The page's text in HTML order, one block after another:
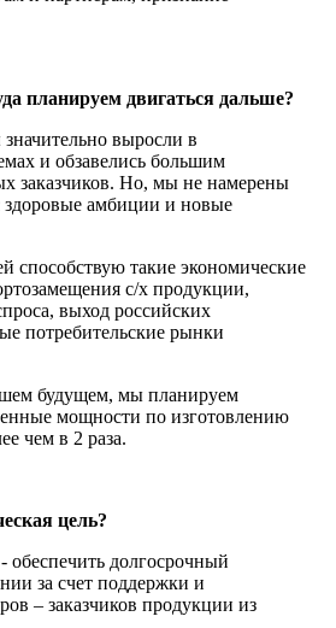
планируем двигаться дальше?
выросли в
и обзавелись большим
заказчиков. Но, мы не намерены
здоровые амбиции и новые
способствую такие экономические
с/х продукции,
выход российских
потребительские рынки
будущем, мы планируем
мощности по изготовлению
чем в 2 раза.
цель?
долгосрочный
за счет поддержки и
– заказчиков продукции из